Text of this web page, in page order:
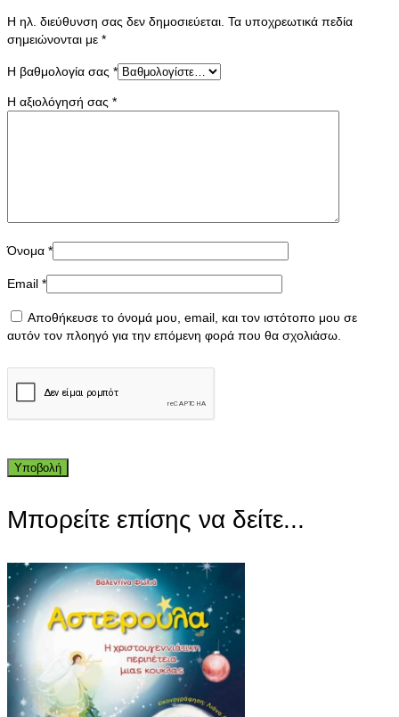
Η ηλ. διεύθυνση σας δεν δημοσιεύεται. Τα υποχρεωτικά πεδία
σημειώνονται με *
Η βαθμολογία σας *
Η αξιολόγησή σας *
Όνομα *
Email *
Αποθήκευσε το όνομά μου, email, και τον ιστότοπο μου σε
αυτόν τον πλοηγό για την επόμενη φορά που θα σχολιάσω.
Μπορείτε επίσης να δείτε...